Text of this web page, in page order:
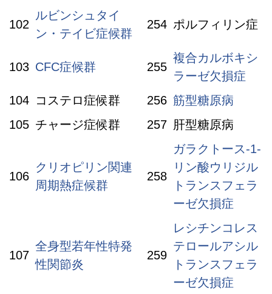
102
ルビンシュタイ
ン・テイビ症候群
254 ポルフィリン症
103 CFC症候群 255
複合カルボキシ
ラーゼ欠損症
104 コステロ症候群 256 筋型糖原病
105 チャージ症候群 257 肝型糖原病
106
クリオピリン関連
周期熱症候群
258
ガラクトース-1-
リン酸ウリジル
トランスフェラ
ーゼ欠損症
107
全身型若年性特発
性関節炎
259
レシチンコレス
テロールアシル
トランスフェラ
ーゼ欠損症